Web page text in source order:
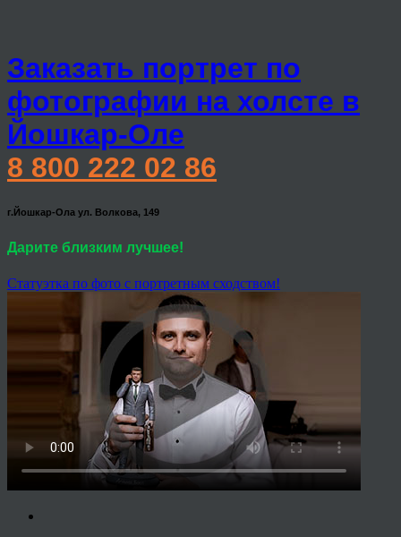
Заказать портрет по
фотографии на холсте в
Йошкар-Оле
8 800 222 02 86
г.Йошкар-Ола ул. Волкова, 149
Дарите близким лучшее!
Статуэтка по фото с портретным сходством!